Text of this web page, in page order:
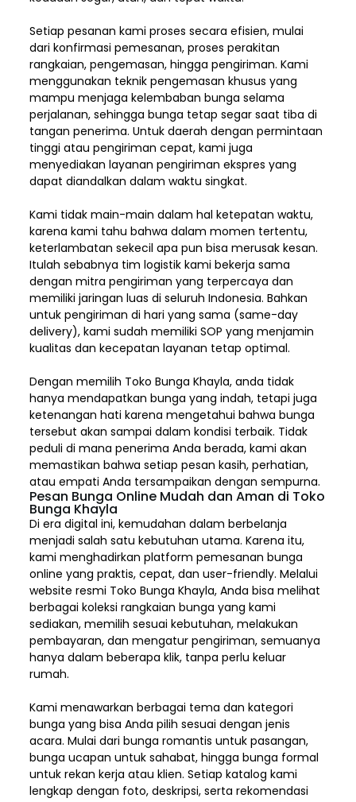
Setiap pesanan kami proses secara efisien, mulai
dari konfirmasi pemesanan, proses perakitan
rangkaian, pengemasan, hingga pengiriman. Kami
menggunakan teknik pengemasan khusus yang
mampu menjaga kelembaban bunga selama
perjalanan, sehingga bunga tetap segar saat tiba di
tangan penerima. Untuk daerah dengan permintaan
tinggi atau pengiriman cepat, kami juga
menyediakan layanan pengiriman ekspres yang
dapat diandalkan dalam waktu singkat.
Kami tidak main-main dalam hal ketepatan waktu,
karena kami tahu bahwa dalam momen tertentu,
keterlambatan sekecil apa pun bisa merusak kesan.
Itulah sebabnya tim logistik kami bekerja sama
dengan mitra pengiriman yang terpercaya dan
memiliki jaringan luas di seluruh Indonesia. Bahkan
untuk pengiriman di hari yang sama (same-day
delivery), kami sudah memiliki SOP yang menjamin
kualitas dan kecepatan layanan tetap optimal.
Dengan memilih Toko Bunga Khayla, anda tidak
hanya mendapatkan bunga yang indah, tetapi juga
ketenangan hati karena mengetahui bahwa bunga
tersebut akan sampai dalam kondisi terbaik. Tidak
peduli di mana penerima Anda berada, kami akan
memastikan bahwa setiap pesan kasih, perhatian,
atau empati Anda tersampaikan dengan sempurna.
Pesan Bunga Online Mudah dan Aman di Toko
Bunga Khayla
Di era digital ini, kemudahan dalam berbelanja
menjadi salah satu kebutuhan utama. Karena itu,
kami menghadirkan platform pemesanan bunga
online yang praktis, cepat, dan user-friendly. Melalui
website resmi Toko Bunga Khayla, Anda bisa melihat
berbagai koleksi rangkaian bunga yang kami
sediakan, memilih sesuai kebutuhan, melakukan
pembayaran, dan mengatur pengiriman,semuanya
hanya dalam beberapa klik, tanpa perlu keluar
rumah.
Kami menawarkan berbagai tema dan kategori
bunga yang bisa Anda pilih sesuai dengan jenis
acara. Mulai dari bunga romantis untuk pasangan,
bunga ucapan untuk sahabat, hingga bunga formal
untuk rekan kerja atau klien. Setiap katalog kami
lengkap dengan foto, deskripsi, serta rekomendasi